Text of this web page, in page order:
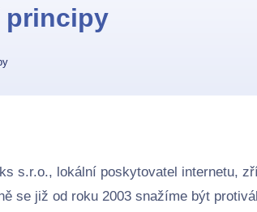
principy
s.r.o., lokální poskytovatel internetu,
se již od roku 2003 snažíme být